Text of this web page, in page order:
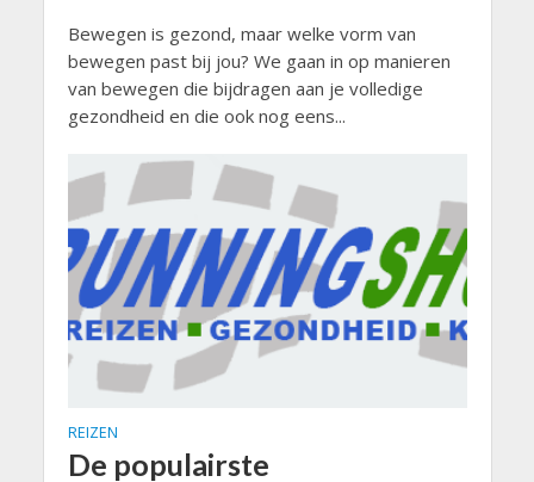
Bewegen is gezond, maar welke vorm van
bewegen past bij jou? We gaan in op manieren
van bewegen die bijdragen aan je volledige
gezondheid en die ook nog eens...
REIZEN
De populairste